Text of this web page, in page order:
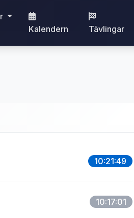
Kalendern
Tävlingar
10:21:49
10:17:01